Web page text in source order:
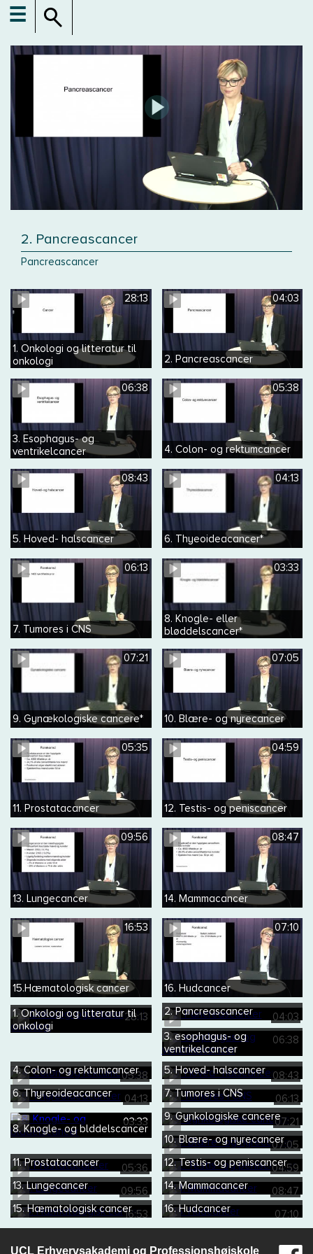
☰
2. Pancreascancer
Pancreascancer
28:13
1. Onkologi og litteratur til
onkologi
04:03
2. Pancreascancer
06:38
3. Esophagus- og
ventrikelcancer
05:38
4. Colon- og rektumcancer
08:43
5. Hoved- halscancer
04:13
6. Thyeoideacancer*
06:13
7. Tumores i CNS
03:33
8. Knogle- eller
bløddelscancer*
07:21
9. Gynækologiske cancere*
07:05
10. Blære- og nyrecancer
05:35
11. Prostatacancer
04:59
12. Testis- og peniscancer
09:56
13. Lungecancer
08:47
14. Mammacancer
16:53
15.Hæmatologisk cancer
07:10
16. Hudcancer
28:13
1. Onkologi og litteratur til
onkologi
04:03
2. Pancreascancer
06:38
3. esophagus- og
ventrikelcancer
05:38
4. Colon- og rektumcancer 08:43
5. Hoved- halscancer
04:13
6. Thyreoideacancer 06:13
7. Tumores i CNS
03:33
8. Knogle- og blddelscancer
07:21
9. Gynkologiske cancere
07:05
10. Blære- og nyrecancer
05:36
11. Prostatacancer 04:59
12. Testis- og peniscancer
09:56
13. Lungecancer 08:47
14. Mammacancer
16:53
15. Hæmatologisk cancer 07:10
16. Hudcancer
UCL Erhvervsakademi og Professionshøjskole